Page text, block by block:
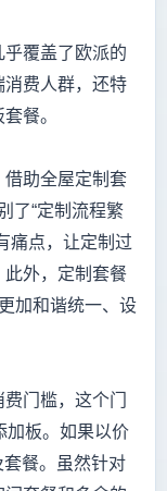
覆盖了欧派的
费人群，还特
餐。
助全屋定制套
了“定制流程繁
痛点，让定制过
外，定制套餐
加和谐统一、设
门槛，这个门
加板。如果以价
餐。虽然针对